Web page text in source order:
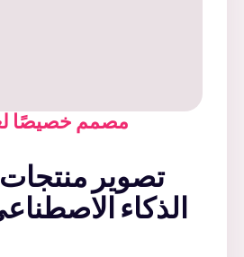
مصمم خصيصًا
تصوير منتجات باستخدام
الذكاء